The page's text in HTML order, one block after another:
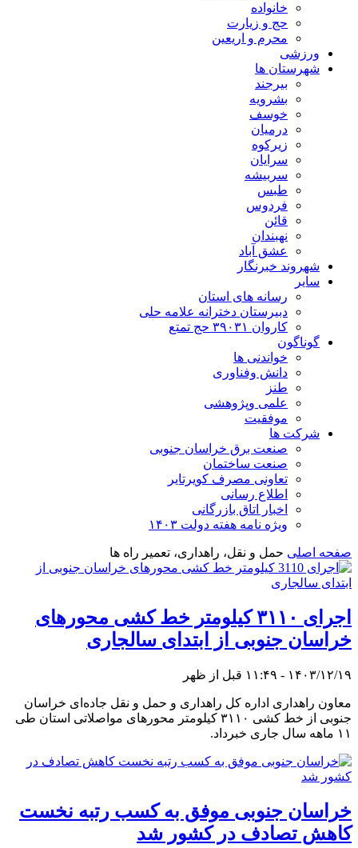
خانواده
حج و زیارت
محرم و اریعین
ورزشی
شهرستان ها
بیرجند
بشرویه
خوسف
درمیان
زیرکوه
سرایان
سربیشه
طبس
فردوس
قائن
نهبندان
عشق آباد
شهروند خبرنگار
سایر
رسانه های استان
دبیرستان دخترانه علامه حلی
کاروان ۳۹۰۳۱ حج تمتع
گوناگون
خواندنی ها
دانش وفناوری
طنز
علمی وپژوهشی
موفقیت
شرکت ها
صنعت برق خراسان جنوبی
صنعت ساختمان
تعاونی مصرف کویرتایر
اطلاع رسانی
اخبار اتاق بازرگانی
ویژه نامه هفته دولت ۱۴۰۳
صفحه اصلی حمل و نقل، راهداری، تعمیر راه ها
اجرای ۳۱۱۰ کیلومتر خط کشی محورهای
خراسان جنوبی از ابتدای سالجاری
۱۴۰۳/۱۲/۱۹ - ۱۱:۴۹ قبل از ظهر
معاون راهداری اداره کل راهداری و حمل و نقل جاده‌ای خراسان
جنوبی از خط کشی ۳۱۱۰ کیلومتر محورهای مواصلاتی استان طی
۱۱ ماهه سال جاری خبرداد.
خراسان جنوبی موفق به کسب رتبه نخست
کاهش تصادف در کشور شد